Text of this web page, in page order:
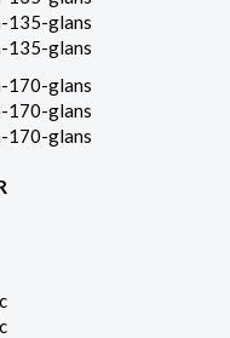
135-glans
135-glans
170-glans
170-glans
170-glans